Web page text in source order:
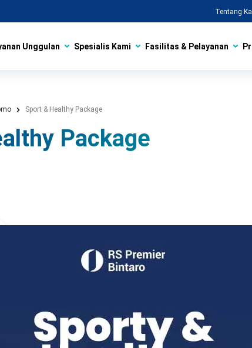
Tentang
Unggulan Spesialis Kami Fasilitas & Pelayanan
Sport & Healthy Package
Package